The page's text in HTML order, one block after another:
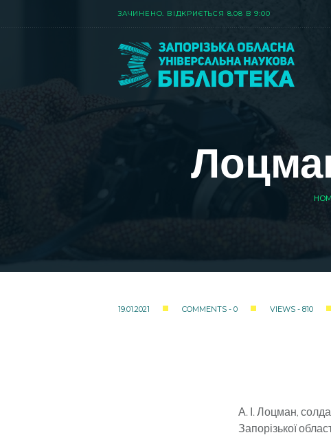
ЗАЧИНЕНО. ВIДКРИЄТЬСЯ 8.08 В 9:00
19.01.2021 COMMENTS - 0 VIEWS - 810
А. І. Лоцман,
Запорізької